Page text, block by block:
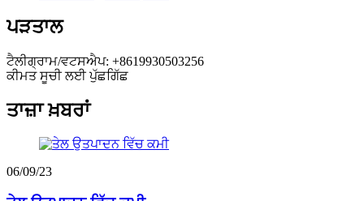
ਪੜਤਾਲ
ਟੈਲੀਗ੍ਰਾਮ/ਵਟਸਐਪ: +8619930503256
ਕੀਮਤ ਸੂਚੀ ਲਈ ਪੁੱਛਗਿੱਛ
ਤਾਜ਼ਾ ਖ਼ਬਰਾਂ
06/09/23